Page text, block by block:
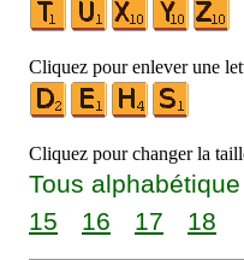
Cliquez pour enlever une
Cliquez pour changer la
Tous alphabétique
15
16 17 18